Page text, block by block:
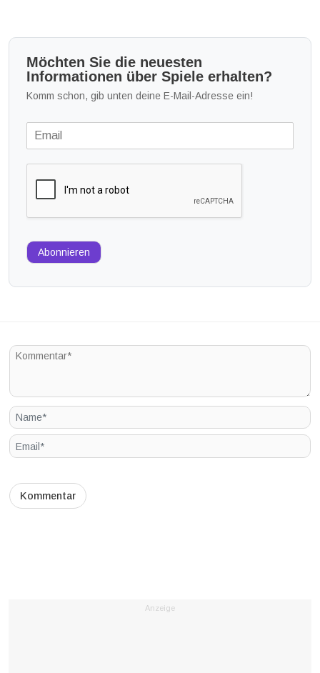
Möchten Sie die neuesten
Informationen über Spiele erhalten?
Komm schon, gib unten deine E-Mail-Adresse ein!
Abonnieren
Anzeige